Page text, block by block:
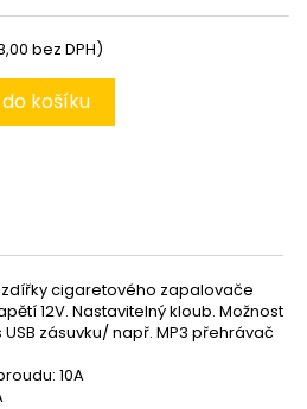
bez DPH)
košíku
cigaretového zapalovače
12V. Nastavitelný kloub. Možnost
zásuvku/ např. MP3 přehrávač
10A